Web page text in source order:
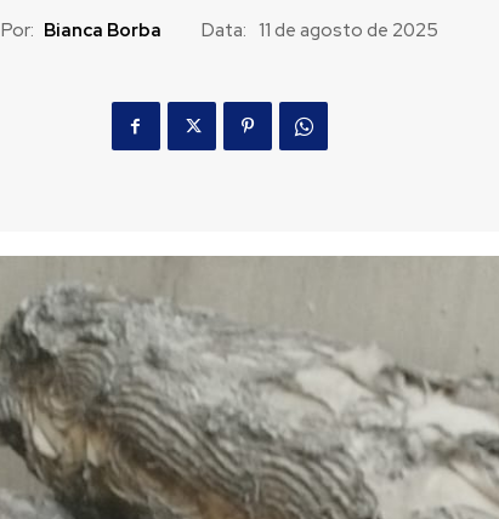
Por: Bianca Borba Data: 11 de agosto de 2025